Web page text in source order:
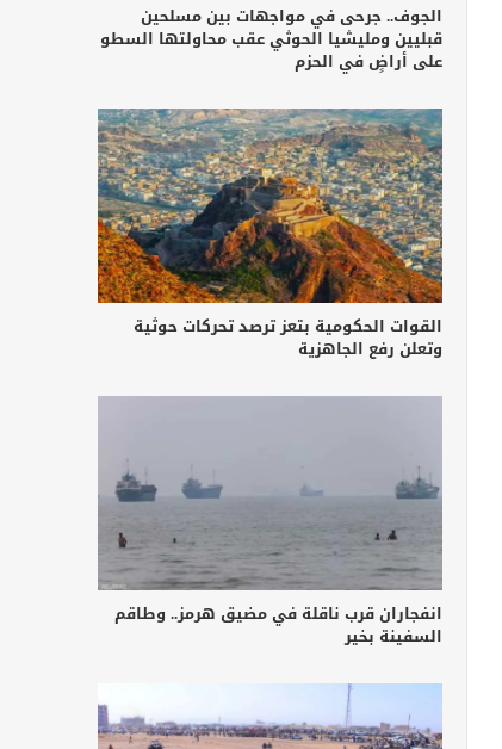
الجوف.. جرحى في مواجهات بين مسلحين
قبليين ومليشيا الحوثي عقب محاولتها السطو
على أراضٍ في الحزم
القوات الحكومية بتعز ترصد تحركات حوثية
وتعلن رفع الجاهزية
انفجاران قرب ناقلة في مضيق هرمز.. وطاقم
السفينة بخير